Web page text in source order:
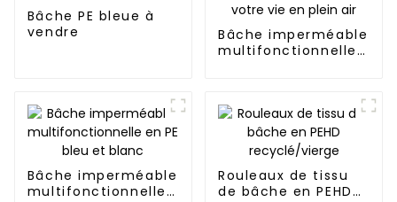
Bâche PE bleue à
vendre
Bâche imperméable
multifonctionnelle
air
Bâche imperméable
multifonctionnelle
Rouleaux de tissu
de bâche en PEHD